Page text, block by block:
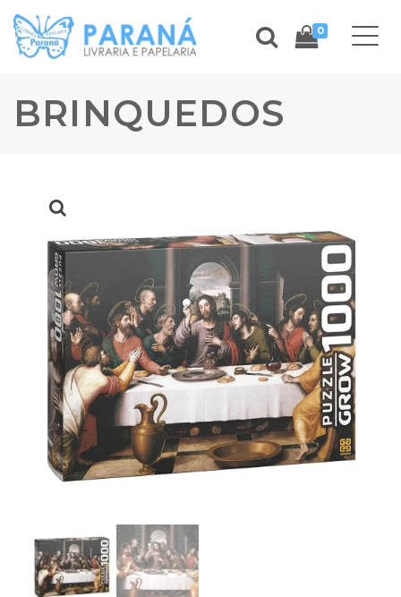
0
BRINQUEDOS